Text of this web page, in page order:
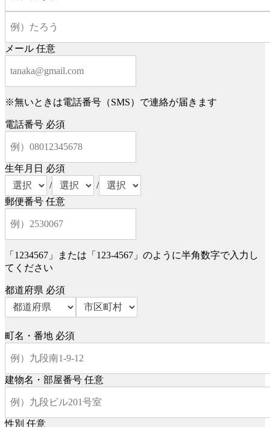
メール 任意
※無いときは電話番号（SMS）で連絡が届きます
電話番号 必須
生年月日 必須
/
/
郵便番号 任意
「1234567」または「123-4567」のように半角数字で入力し
てください
都道府県 必須
町名・番地 必須
建物名・部屋番号 任意
性別 任意